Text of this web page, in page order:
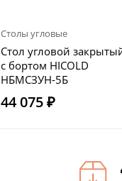
Столы угловые
Стол угловой
с бортом HICOLD
НБМСЗУН-5Б
44 075 ₽